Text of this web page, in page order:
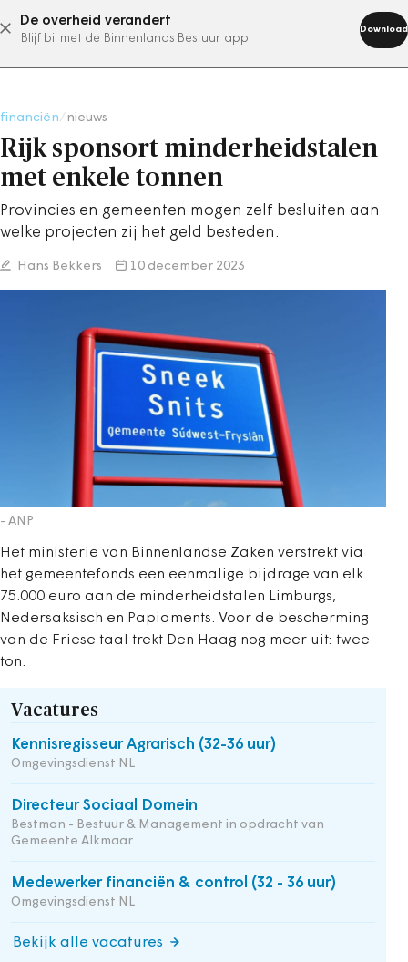
De overheid verandert
Blijf bij met de Binnenlands Bestuur app
Download
abonneer nu
financiën nieuws
Rijk sponsort minderheidstalen
met enkele tonnen
Provincies en gemeenten mogen zelf besluiten aan
welke projecten zij het geld besteden.
Hans Bekkers 10 december 2023
- ANP
Het ministerie van Binnenlandse Zaken verstrekt via
het gemeentefonds een eenmalige bijdrage van elk
75.000 euro aan de minderheidstalen Limburgs,
Nedersaksisch en Papiaments. Voor de bescherming
van de Friese taal trekt Den Haag nog meer uit: twee
ton.
Vacatures
Kennisregisseur Agrarisch (32-36 uur)
Omgevingsdienst NL
Directeur Sociaal Domein
Bestman - Bestuur & Management in opdracht van
Gemeente Alkmaar
Medewerker financiën & control (32 - 36 uur)
Omgevingsdienst NL
Bekijk alle vacatures